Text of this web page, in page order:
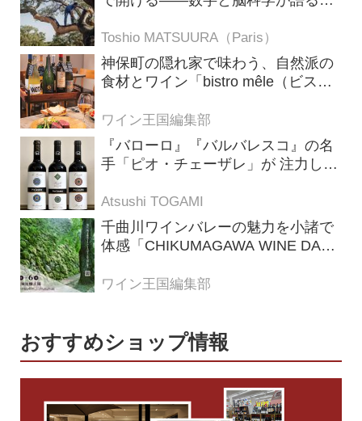
Toshio MATSUURA（Paris）
神保町の隠れ家で味わう、自然派の
食材とワイン「bistro mêle（ビスト
ワイン王国編集部
『バローロ』『バルバレスコ』の名
手「ピオ・チェーザレ」が 注力し
畑）”シリーズ！
Atsushi TOGAMI
千曲川ワインバレーの魅力を小諸で
体感「CHIKUMAGAWA WINE DAYS
ワイン王国編集部
おすすめショップ情報